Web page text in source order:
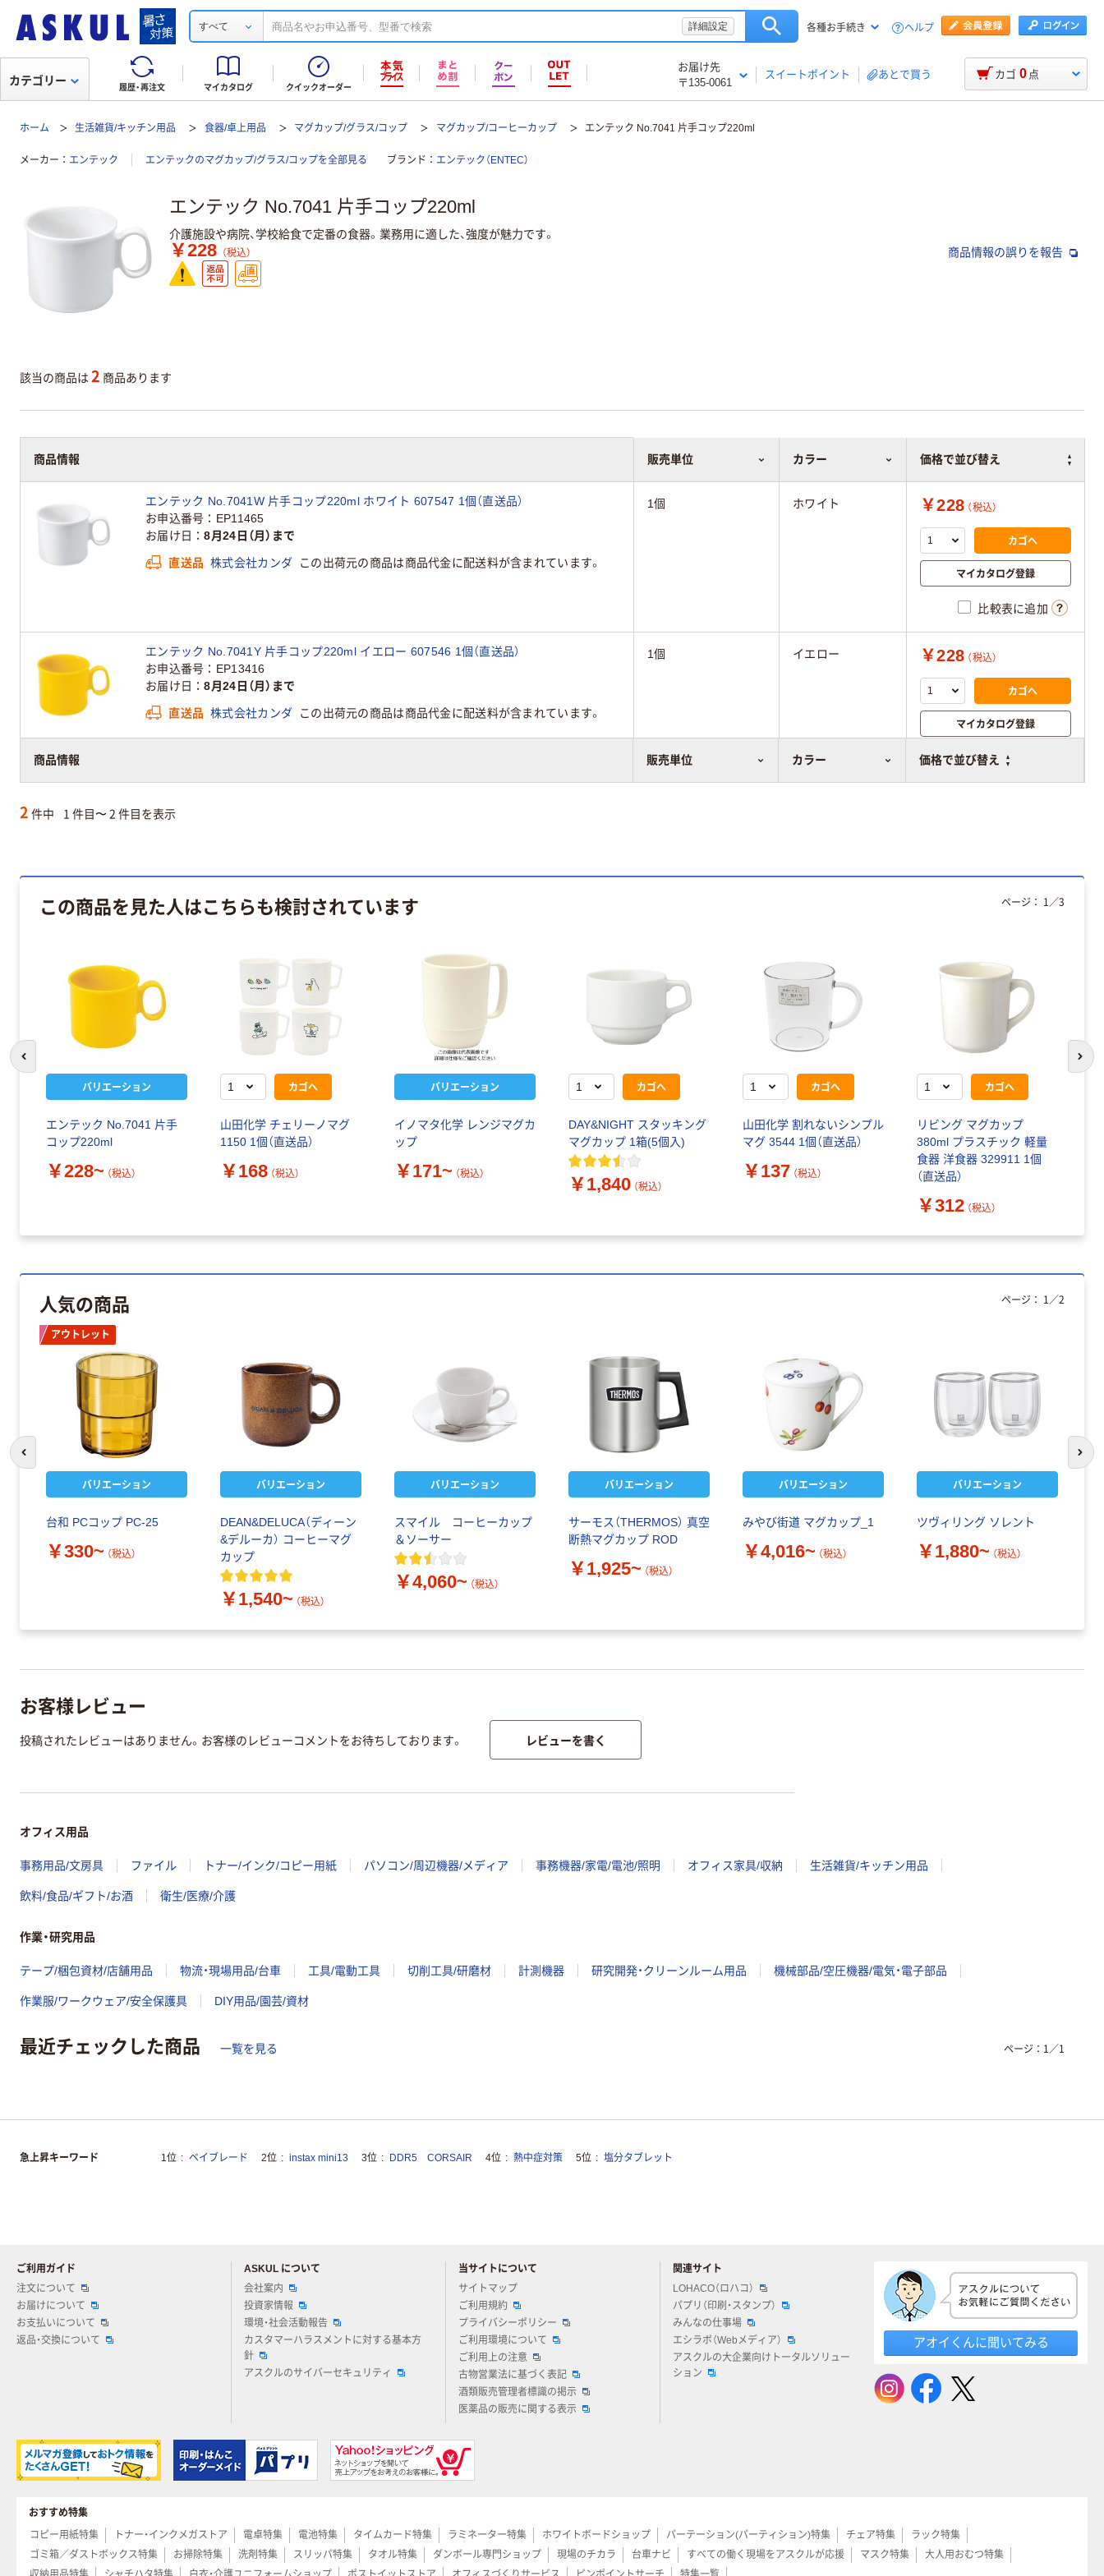
すべて 詳細設定 各種お手続き ヘルプ
履歴・再注文 マイカタログ クイックオーダー
お届け先
〒135-0061
スイートポイント あとで買う
カテゴリー カゴ 0 点
ホーム 生活雑貨/キッチン用品 食器/卓上用品 マグカップ/グラス/コップ マグカップ/コーヒーカップ エンテック No.7041 片手コップ220ml
メーカー エンテック エンテックのマグカップ/グラス/コップを全部見る ブランド エンテック（ENTEC）
エンテック No.7041 片手コップ220ml
介護施設や病院、学校給食で定番の食器。業務用に適した、強度が魅力です。
￥228 （税込） 商品情報の誤りを報告
該当の商品は 2 商品あります
商品情報 販売単位 カラー 価格で並び替え
商品情報 販売単位 カラー 価格で並び替え
エンテック No.7041W 片手コップ220ml ホワイト 607547 1個（直送品）
お申込番号
EP11465
お届け日
8月24日（月）まで
直送品 株式会社カンダ この出荷元の商品は商品代金に配送料が含まれています。
1個 ホワイト ￥228 （税込）
カゴへ
マイカタログ登録
比較表に追加
エンテック No.7041Y 片手コップ220ml イエロー 607546 1個（直送品）
お申込番号
EP13416
お届け日
8月24日（月）まで
直送品 株式会社カンダ この出荷元の商品は商品代金に配送料が含まれています。
1個 イエロー ￥228 （税込）
カゴへ
マイカタログ登録
比較表に追加
2 件中 1 件目〜 2 件目を表示
この商品を見た人はこちらも検討されています
バリエーション
エンテック No.7041 片手
コップ220ml
￥228~ （税込）
カゴへ
山田化学 チェリーノマグ
1150 1個（直送品）
￥168 （税込）
バリエーション
イノマタ化学 レンジマグカ
ップ
￥171~ （税込）
カゴへ
DAY&NIGHT スタッキング
マグカップ 1箱(5個入)
￥1,840 （税込）
カゴへ
山田化学 割れないシンプル
マグ 3544 1個（直送品）
￥137 （税込）
カゴへ
リビング マグカップ
380ml プラスチック 軽量
食器 洋食器 329911 1個
（直送品）
￥312 （税込）
ページ： 1 ／3
次
人気の商品
アウトレット
バリエーション
台和 PCコップ PC-25
￥330~ （税込）
バリエーション
DEAN&DELUCA（ディーン
&デルーカ） コーヒーマグ
カップ
￥1,540~ （税込）
バリエーション
スマイル コーヒーカップ
＆ソーサー
￥4,060~ （税込）
バリエーション
サーモス（THERMOS） 真空
断熱マグカップ ROD
￥1,925~ （税込）
バリエーション
みやび街道 マグカップ_1
￥4,016~ （税込）
バリエーション
ツヴィリング ソレント
￥1,880~ （税込）
ページ： 1 ／2
次
お客様レビュー
投稿されたレビューはありません。お客様のレビューコメントをお待ちしております。 レビューを書く
オフィス用品
事務用品/文房具 ファイル トナー/インク/コピー用紙 パソコン/周辺機器/メディア 事務機器/家電/電池/照明 オフィス家具/収納 生活雑貨/キッチン用品
飲料/食品/ギフト/お酒 衛生/医療/介護
作業・研究用品
テープ/梱包資材/店舗用品 物流・現場用品/台車 工具/電動工具 切削工具/研磨材 計測機器 研究開発・クリーンルーム用品 機械部品/空圧機器/電気・電子部品
作業服/ワークウェア/安全保護具 DIY用品/園芸/資材
最近チェックした商品 一覧を見る ページ： 1 ／1
急上昇キーワード 1位 ベイブレード 2位 instax mini13 3位 DDR5 CORSAIR 4位 熱中症対策 5位 塩分タブレット
ご利用ガイド
注文について
お届けについて
お支払いについて
返品・交換について
ASKUL について
会社案内
投資家情報
環境・社会活動報告
カスタマーハラスメントに対する基本方
針
アスクルのサイバーセキュリティ
当サイトについて
サイトマップ
ご利用規約
プライバシーポリシー
ご利用環境について
ご利用上の注意
古物営業法に基づく表記
酒類販売管理者標識の掲示
医薬品の販売に関する表示
関連サイト
LOHACO（ロハコ）
パプリ（印刷・スタンプ）
みんなの仕事場
エシラボ（Webメディア）
アスクルの大企業向けトータルソリュー
ション
アオイくんに聞いてみる
おすすめ特集
コピー用紙特集
トナー・インクメガストア 電卓特集 電池特集 タイムカード特集 ラミネーター特集 ホワイトボードショップ パーテーション(パーティション)特集 チェア特集
ラック特集
ゴミ箱／ダストボックス特集
お掃除特集 洗剤特集 スリッパ特集 タオル特集 ダンボール専門ショップ 現場のチカラ 台車ナビ すべての働く現場をアスクルが応援 マスク特集
大人用おむつ特集